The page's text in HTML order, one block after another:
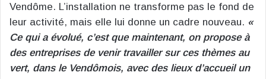
Vendôme. L’installation ne transforme pas le fond de
leur activité, mais elle lui donne un cadre nouveau. «
Ce qui a évolué, c’est que maintenant, on propose à
des entreprises de venir travailler sur ces thèmes au
vert, dans le Vendômois, avec des lieux d’accueil un